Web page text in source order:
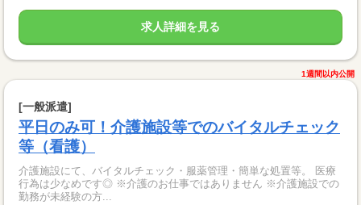
求人詳細を見る
1週間以内公開
[一般派遣]
平日のみ可！介護施設等でのバイタルチェック
等（看護）
介護施設にて、バイタルチェック・服薬管理・簡単な処置等。 医療
行為は少なめです◎ ※介護のお仕事ではありません ※介護施設での
勤務が未経験の方...